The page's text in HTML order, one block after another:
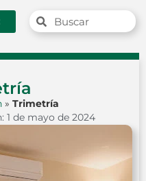
» Trimetría
1 de mayo de 2024